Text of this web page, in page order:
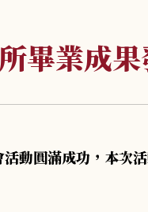
畢業成
動圓滿成功，本次